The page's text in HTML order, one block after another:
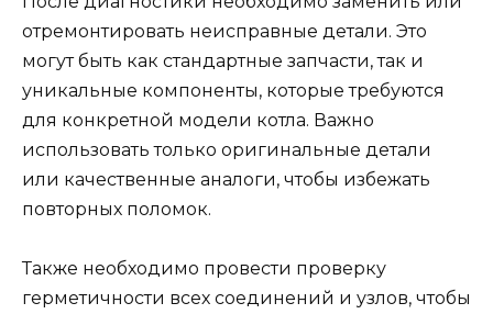
отремонтировать неисправные детали. Это
могут быть как стандартные запчасти, так и
уникальные компоненты, которые требуются
для конкретной модели котла. Важно
использовать только оригинальные детали
или качественные аналоги, чтобы избежать
повторных поломок.
Также необходимо провести проверку
герметичности всех соединений и узлов, чтобы